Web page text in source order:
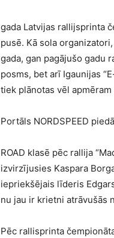
gada Latvijas rallijsprinta
pusē. Kā sola
gada, gan pagājušo gadu
posms, bet arī Igaunijas
tiek plānotas vēl
Portāls NORDSPEED
ROAD klasē pēc rallija
izvirzījusies Kaspara
iepriekšējais līderis
nu jau ir krietni atrāvušās
Pēc rallisprinta